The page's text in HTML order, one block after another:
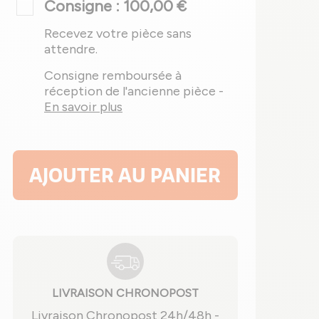
Consigne : 100,00 €
Recevez votre pièce sans
attendre.
Consigne remboursée à
réception de l'ancienne pièce -
En savoir plus
AJOUTER AU PANIER
LIVRAISON CHRONOPOST
Livraison Chronopost 24h/48h -